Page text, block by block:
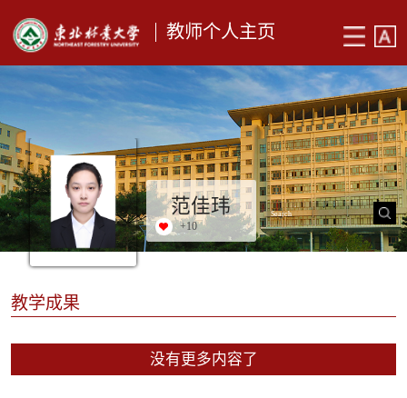
教师个人主页
范佳玮
+10
教学成果
没有更多内容了